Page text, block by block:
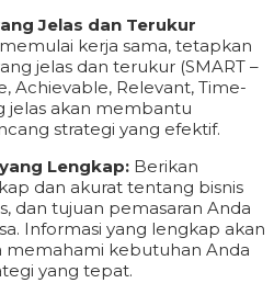
Jelas dan Terukur
kerja sama, tetapkan
jelas dan terukur (SMART –
Achievable, Relevant, Time-
jelas akan membantu
strategi yang efektif.
Lengkap: Berikan
dan akurat tentang bisnis
dan tujuan pemasaran Anda
Informasi yang lengkap akan
kebutuhan Anda
yang tepat.